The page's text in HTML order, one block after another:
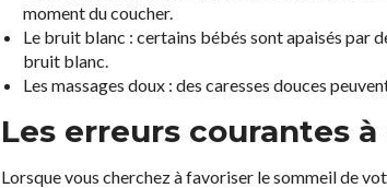
moment du coucher.
Le bruit blanc : certains bébés sont apaisés par
bruit blanc.
Les massages doux : des caresses douces
Les erreurs courantes
Lorsque vous cherchez à favoriser le sommeil de